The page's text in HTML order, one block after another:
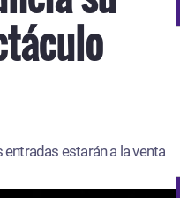
entradas estarán a la venta